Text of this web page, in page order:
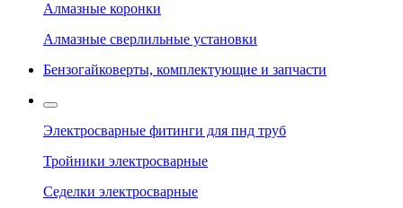
Алмазные коронки
Алмазные сверлильные установки
Бензогайковерты, комплектующие и запчасти
Электросварные фитинги для пнд труб
Тройники электросварные
Седелки электросварные